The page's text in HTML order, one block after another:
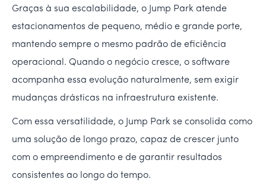
Graças à sua escalabilidade, o Jump Park atende
estacionamentos de pequeno, médio e grande porte,
mantendo sempre o mesmo padrão de eficiência
operacional. Quando o negócio cresce, o software
acompanha essa evolução naturalmente, sem exigir
mudanças drásticas na infraestrutura existente.
Com essa versatilidade, o Jump Park se consolida como
uma solução de longo prazo, capaz de crescer junto
com o empreendimento e de garantir resultados
consistentes ao longo do tempo.